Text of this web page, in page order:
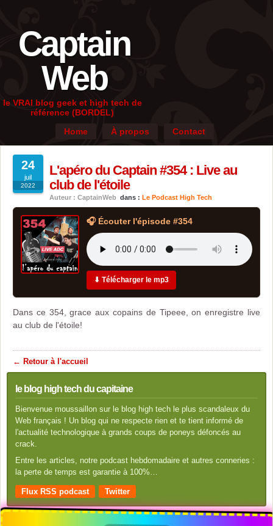
Captain
Web
le VRAI blog geek et high tech de
référence (BORDEL)
Home
À propos Contact
24
juil
2022
L'apéro du Captain #354 : Live au
club de l'étoile
Auteur : CaptainWeb dans : Le Podcast High Tech
🎧 Écouter l'épisode #354
⬇ Télécharger le mp3
Dans ce 354, grace aux copains de Tipeee, on enregistre live
au club de l'étoile!
← Retour à l'accueil
le blog high tech du capitaine
Bienvenue moussaillon sur le blog high tech le plus scandaleux du
Web français ! Un blog qui ne respecte rien et te tient informé de
l'actualité technologique à grands coups de poneys défoncés au
crack.
Entre les articles, notre podcast hebdomadaire et autres conneries :
la perte de temps est garantie à 100%…
Flux RSS podcast Twitter